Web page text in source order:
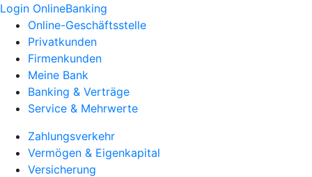
Login OnlineBanking
Online-Geschäftsstelle
Privatkunden
Firmenkunden
Meine Bank
Banking & Verträge
Service & Mehrwerte
Zahlungsverkehr
Vermögen & Eigenkapital
Versicherung